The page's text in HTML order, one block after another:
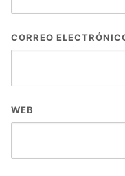
CORREO
WEB